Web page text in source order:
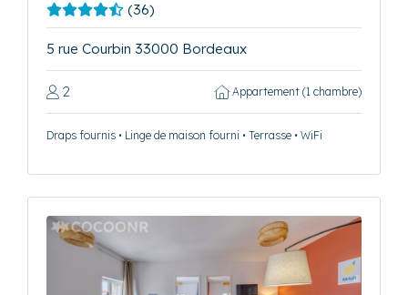
(36)
5 rue Courbin 33000 Bordeaux
2 Appartement (1 chambre)
Draps fournis • Linge de maison fourni • Terrasse • WiFi